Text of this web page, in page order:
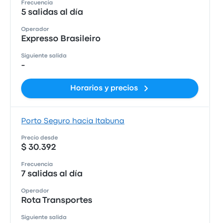
Frecuencia
5 salidas al día
Operador
Expresso Brasileiro
Siguiente salida
-
Horarios y precios
Porto Seguro hacia Itabuna
Precio desde
$ 30.392
Frecuencia
7 salidas al día
Operador
Rota Transportes
Siguiente salida